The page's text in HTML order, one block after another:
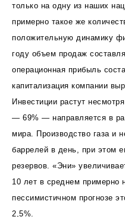
только на одну из наших
примерно такое же
положительную динамику
году объем продаж
операционная прибыль
капитализация компании
Инвестиции растут
— 69% — направляется в
мира. Производство газа и
баррелей в день, при этом
резервов. «Эни»
10 лет в среднем примерно
пессимистичном прогнозе
2,5%.